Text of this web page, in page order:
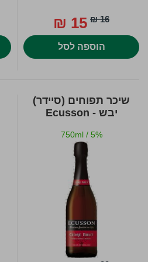
16 ₪
15 ₪
הוספה לסל
שיכר תפוחים (סיידר)
יבש - Ecusson
750ml / 5%